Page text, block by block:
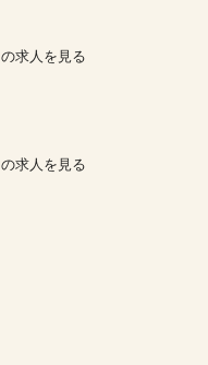
求人を見る
求人を見る